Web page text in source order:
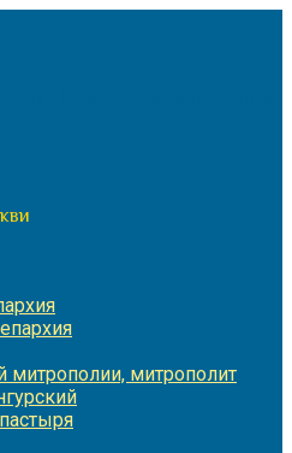
митрополии, митрополит